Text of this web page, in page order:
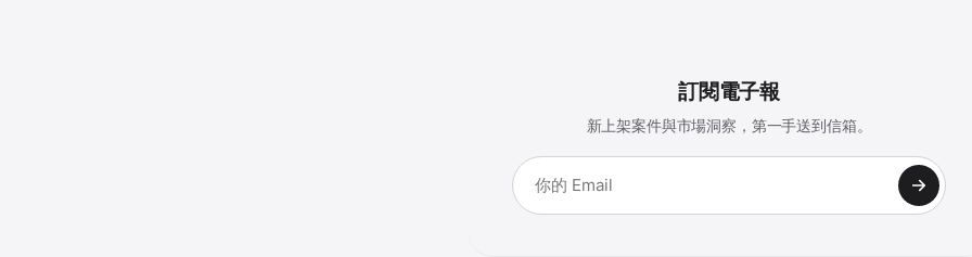
訂閱電子報
新上架案件與市場洞察，第一手送到信箱。